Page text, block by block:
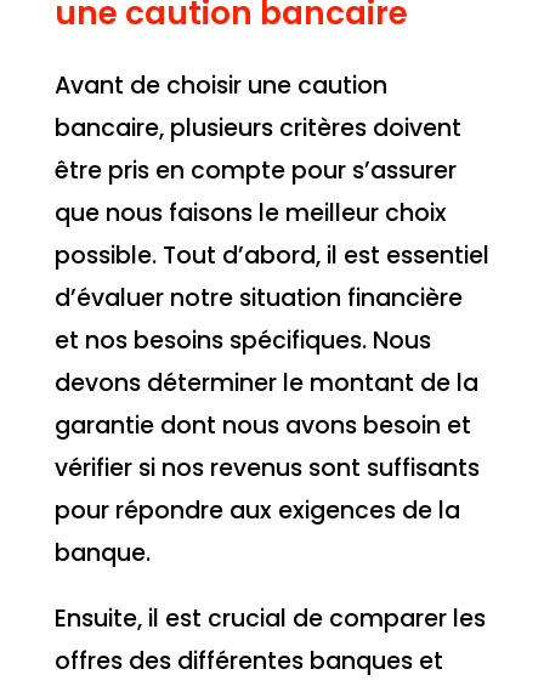
une caution bancaire
Avant de choisir une caution
bancaire, plusieurs critères doivent
être pris en compte pour s’assurer
que nous faisons le meilleur choix
possible. Tout d’abord, il est essentiel
d’évaluer notre situation financière
et nos besoins spécifiques. Nous
devons déterminer le montant de la
garantie dont nous avons besoin et
vérifier si nos revenus sont suffisants
pour répondre aux exigences de la
banque.
Ensuite, il est crucial de comparer les
offres des différentes banques et